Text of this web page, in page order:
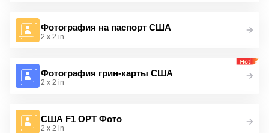
Фотография на паспорт США
2 x 2 in
Фотография грин-карты США
2 x 2 in
США F1 OPT Фото
2 x 2 in